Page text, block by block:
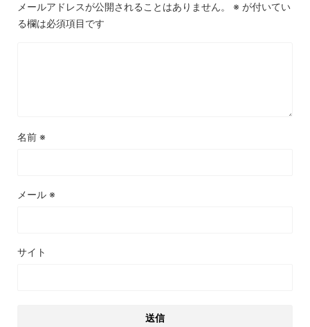
メールアドレスが公開されることはありません。 ※ が付いてい
る欄は必須項目です
名前 ※
メール ※
サイト